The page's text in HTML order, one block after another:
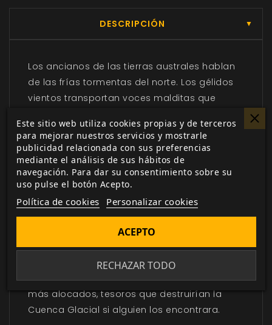
DESCRIPCIÓN ▼
Los ancianos de las tierras australes hablan
de las frías tormentas del norte. Los gélidos
vientos transportan voces malditas que
podrían hundir en la ruina a reinos y familias
enteras si alguien entendiera estas antiguas
palabras. Son las confesiones desesperadas
de los perdidos, las leyendas de la Cuenca
Glacial.
Muy por debajo de la superficie congelada de
estas tierras moran criaturas de las que se
hablan solo en las leyendas más antiguas y
que custodian tesoros que otorgarían a su
portador un poder más allá de sus sueños
más alocados, tesoros que destruirían la
Cuenca Glacial si alguien los encontrara.
Este sitio web utiliza cookies propias y de terceros
para mejorar nuestros servicios y mostrarle
publicidad relacionada con sus preferencias
mediante el análisis de sus hábitos de
navegación. Para dar su consentimiento sobre su
uso pulse el botón Acepto.
Política de cookies Personalizar cookies
RECHAZAR TODO
ACEPTO